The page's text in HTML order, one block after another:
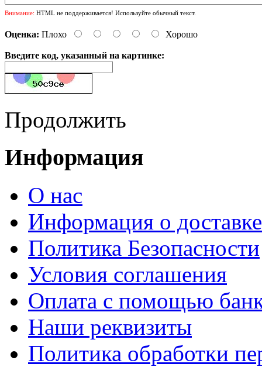
Внимание: HTML не поддерживается! Используйте обычный текст.
Оценка: Плохо Хорошо
Введите код, указанный на картинке:
Продолжить
Информация
О нас
Информация о доставке
Политика Безопасности
Условия соглашения
Оплата с помощью
Наши реквизиты
Политика обработки